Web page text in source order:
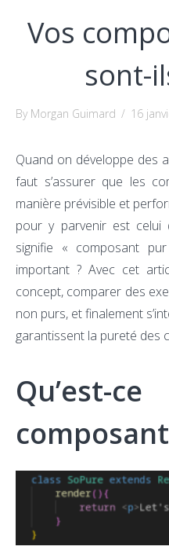
Vos
sont-
By Morgan Guimard / 16
Quand on développe des
faut s’assurer que les
manière prévisible et
pour y parvenir est celui
signifie « composant
important ? Avec cet
concept, comparer des
non purs, et finalement
garantissent la pureté des